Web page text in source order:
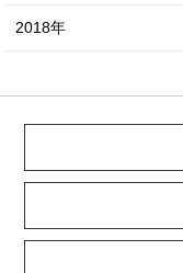
2018年